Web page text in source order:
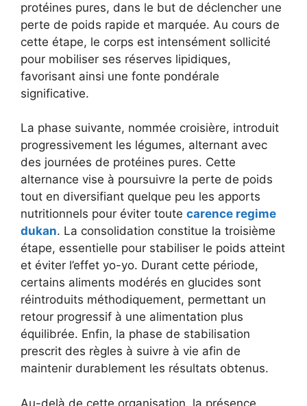
protéines pures, dans le but de déclencher une
perte de poids rapide et marquée. Au cours de
cette étape, le corps est intensément sollicité
pour mobiliser ses réserves lipidiques,
favorisant ainsi une fonte pondérale
significative.
La phase suivante, nommée croisière, introduit
progressivement les légumes, alternant avec
des journées de protéines pures. Cette
alternance vise à poursuivre la perte de poids
tout en diversifiant quelque peu les apports
nutritionnels pour éviter toute carence regime
dukan. La consolidation constitue la troisième
étape, essentielle pour stabiliser le poids atteint
et éviter l’effet yo-yo. Durant cette période,
certains aliments modérés en glucides sont
réintroduits méthodiquement, permettant un
retour progressif à une alimentation plus
équilibrée. Enfin, la phase de stabilisation
prescrit des règles à suivre à vie afin de
maintenir durablement les résultats obtenus.
Au-delà de cette organisation, la présence